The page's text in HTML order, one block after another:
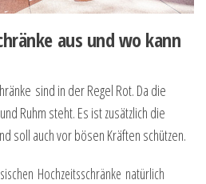
aus und wo kann
sind in der Regel Rot. Da die
Ruhm steht. Es ist zusätzlich die
soll auch vor bösen Kräften schützen.
Hochzeitsschränke natürlich